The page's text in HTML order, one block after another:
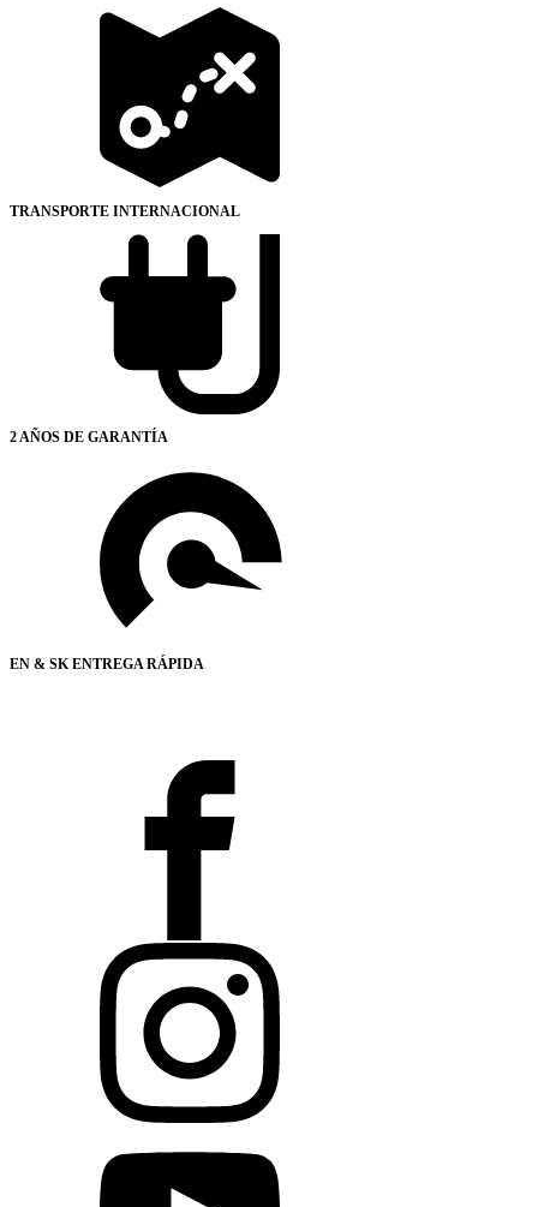
TRANSPORTE INTERNACIONAL
2 AÑOS DE GARANTÍA
EN & SK ENTREGA RÁPIDA